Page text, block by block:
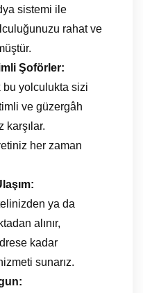
sistemi ile
rahat ve
Şoförler:
bu yolculukta sizi
ve güzergâh
karşılar.
her zaman
ya da
alınır,
kadar
sunarız.